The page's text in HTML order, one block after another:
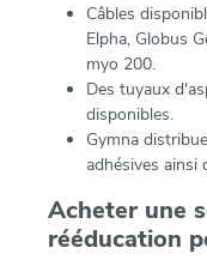
Câbles
Elpha, Globus
myo 200.
Des tuyaux
disponibles.
Gymna
adhésives ainsi
Acheter une
rééducation